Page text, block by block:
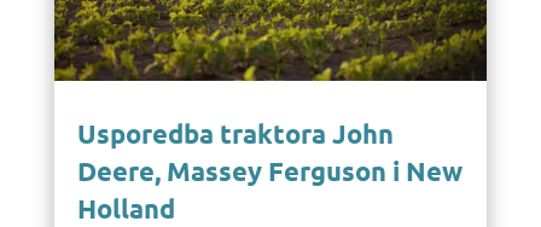
Usporedba traktora John
Deere, Massey Ferguson i New
Holland